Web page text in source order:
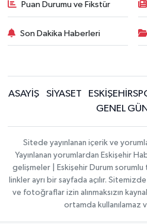
Puan Durumu ve Fikstür
Son Dakika Haberleri
ASAYİŞ SİYASET
GENEL
Sitede yayınlanan içerik ve
Yayınlanan yorumlardan Eskişehir
gelişmeler | Eskişehir Durum
linkler ayrı bir sayfada açılır.
ve fotoğraflar izin alınmaksızın
ortamda kullanılamaz